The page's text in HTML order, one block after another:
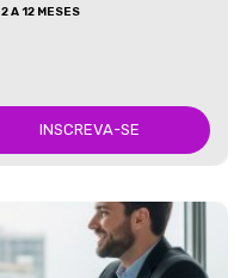
2 A 12 MESES
INSCREVA-SE